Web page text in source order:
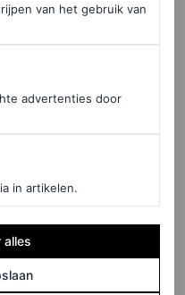
van het gebruik van
advertenties door
in artikelen.
alles